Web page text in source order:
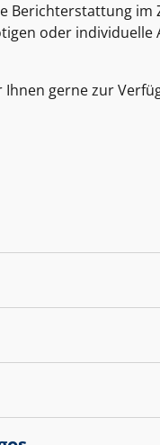
Berichterstattung im
oder individuelle
gerne zur